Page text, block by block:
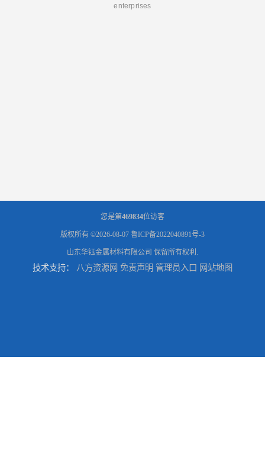
enterprises
您是第469834位访客
版权所有 ©2026-08-07 鲁ICP备2022040891号-3
山东华钰金属材料有限公司 保留所有权利.
技术支持： 八方资源网 免责声明 管理员入口 网站地图